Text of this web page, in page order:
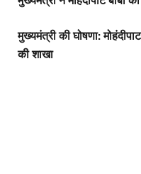
मुख्यमंत्री की घोषणा:
की शाखा